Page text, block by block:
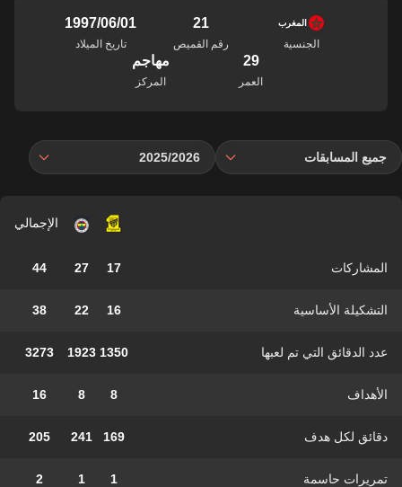
المغرب
الجنسية
21
رقم القميص
01‏/06‏/1997
تاريخ الميلاد
29
العمر
مهاجم
المركز
جميع المسابقات 2025/2026
الإجمالي
المشاركات 17
27
44
التشكيلة الأساسية 16
22
38
عدد الدقائق التي تم لعبها 1350
1923
3273
الأهداف 8
8
16
دقائق لكل هدف 169
241
205
تمريرات حاسمة 1
1
2